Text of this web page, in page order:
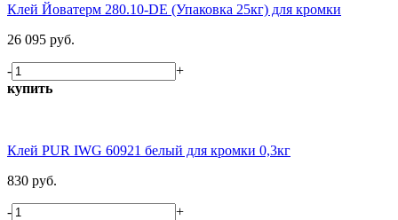
Клей Йоватерм 280.10-DE (Упаковка 25кг) для кромки
26 095 руб.
-
+
купить
Клей PUR IWG 60921 белый для кромки 0,3кг
830 руб.
-
+